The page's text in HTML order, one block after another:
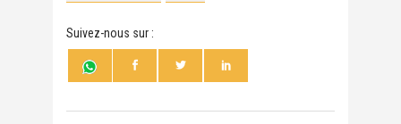
Suivez-nous sur :